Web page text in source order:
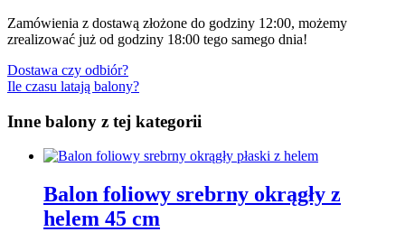
Zamówienia z dostawą złożone do godziny 12:00, możemy
zrealizować już od godziny 18:00 tego samego dnia!
Dostawa czy odbiór?
Ile czasu latają balony?
Inne balony z tej kategorii
Balon foliowy srebrny okrągły z
helem 45 cm